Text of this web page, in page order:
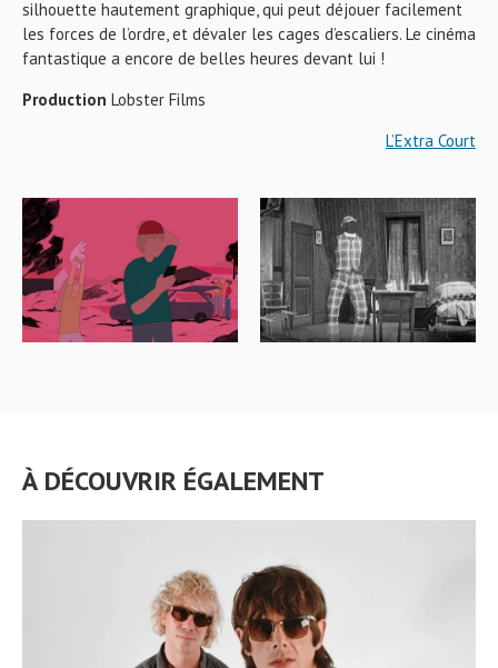
silhouette hautement graphique, qui peut déjouer facilement
les forces de l’ordre, et dévaler les cages d’escaliers. Le cinéma
fantastique a encore de belles heures devant lui !
Production Lobster Films
L’Extra Court
À DÉCOUVRIR ÉGALEMENT